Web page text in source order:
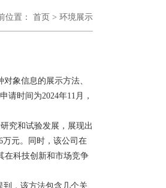
位置： 首页 > 环境展示
象信息的展示方法、
请时间为2024年11月，
究和试验发展，展现出
万元。同时，该公司在
在科技创新和市场竞争
，该方法包含几个关